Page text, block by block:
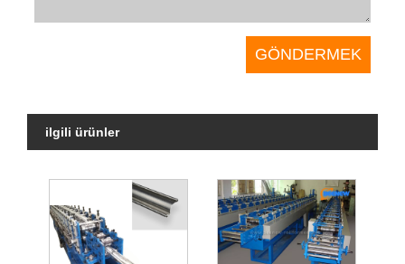
ilgili ürünler